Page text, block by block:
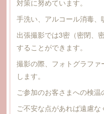
対策に努めています。
手洗い、アルコール消毒、
出張撮影では3密（密閉、
することができます。
撮影の際、フォトグラフ
します。
ご参加のお客さまへの検温
ご不安な点があれば遠慮な